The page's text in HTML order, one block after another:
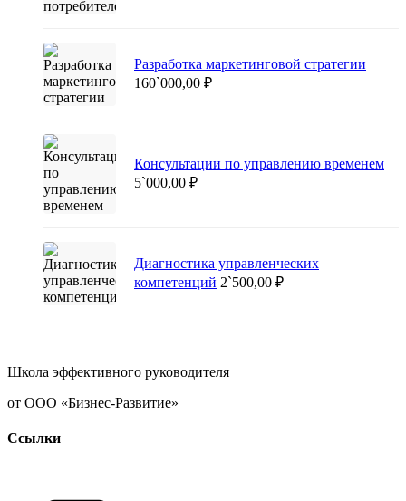
Разработка маркетинговой стратегии
160`000,00 ₽
Консультации по управлению временем
5`000,00 ₽
Диагностика управленческих
компетенций 2`500,00 ₽
Школа эффективного руководителя
от ООО «Бизнес-Развитие»
Ссылки